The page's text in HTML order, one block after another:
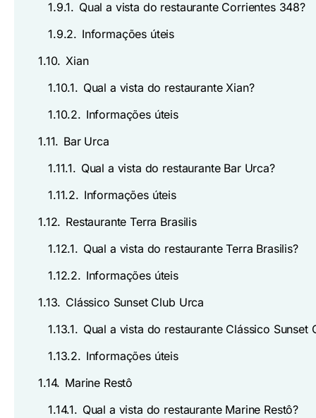
1.9.1. Qual a vista do restaurante Corrientes 348?
1.9.2. Informações úteis
1.10. Xian
1.10.1. Qual a vista do restaurante Xian?
1.10.2. Informações úteis
1.11. Bar Urca
1.11.1. Qual a vista do restaurante Bar Urca?
1.11.2. Informações úteis
1.12. Restaurante Terra Brasilis
1.12.1. Qual a vista do restaurante Terra Brasilis?
1.12.2. Informações úteis
1.13. Clássico Sunset Club Urca
1.13.1. Qual a vista do restaurante Clássico Sunset
1.13.2. Informações úteis
1.14. Marine Restô
1.14.1. Qual a vista do restaurante Marine Restô?